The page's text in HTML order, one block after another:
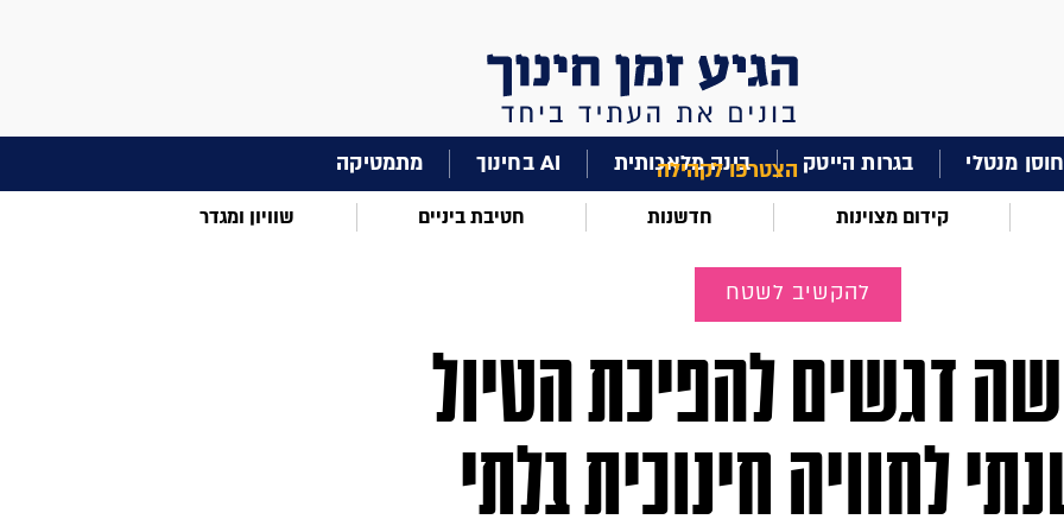
הצטרפו לקהילה חוסן מנטלי בגרות הייטק בינה מלאכותית AI בחינוך מתמטיקה
קידום מצוינות חדשנות חטיבת ביניים שוויון ומגדר
להקשיב לשטח
דגשים להפיכת הטיול
לחוויה חינוכית בלתי